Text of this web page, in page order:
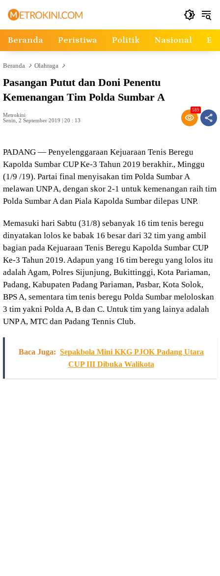
Beranda Peristiwa Politik Nasional
Beranda Olahraga
Pasangan Putut dan Doni Penentu
Kemenangan Tim Polda Sumbar A
Metrokini
Senin, 2 September 2019 | 20 : 13
589
PADANG — Penyelenggaraan Kejuaraan Tenis Beregu
Kapolda Sumbar CUP Ke-3 Tahun 2019 berakhir., Minggu
(1/9 /19). Partai final menyisakan tim Polda Sumbar A
melawan UNP A, dengan skor 2-1 untuk kemenangan raih tim
Polda Sumbar A dan Piala Kapolda Sumbar dilepas UNP.
Memasuki hari Sabtu (31/8) sebanyak 16 tim tenis beregu
dinyatakan lolos ke babak 16 besar dari 32 tim yang ambil
bagian pada Kejuaraan Tenis Beregu Kapolda Sumbar CUP
Ke-3 Tahun 2019. Adapun yang 16 tim beregu yang lolos itu
adalah Agam, Polres Sijunjung, Bukittinggi, Kota Pariaman,
Padang, Kabupaten Padang Pariaman, Pasbar, Kota Solok,
BPS A, sementara tim tenis beregu Polda Sumbar meloloskan
3 tim yakni Polda A, B dan C. Untuk tim yang lainya adalah
UNP A, MTC dan Padang Tennis Club.
Baca Juga: Sepakbola Mini KKG PJOK Padang Utara
CUP III Dibuka Walikota